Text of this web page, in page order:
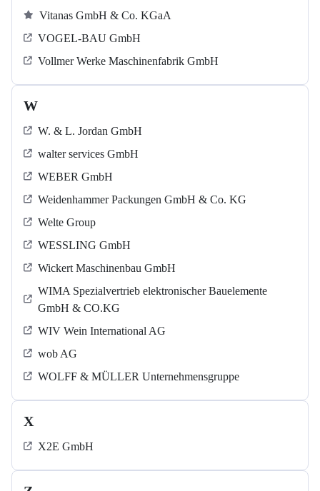
Vitanas GmbH & Co. KGaA
VOGEL-BAU GmbH
Vollmer Werke Maschinenfabrik GmbH
W
W. & L. Jordan GmbH
walter services GmbH
WEBER GmbH
Weidenhammer Packungen GmbH & Co. KG
Welte Group
WESSLING GmbH
Wickert Maschinenbau GmbH
WIMA Spezialvertrieb elektronischer Bauelemente
GmbH & CO.KG
WIV Wein International AG
wob AG
WOLFF & MÜLLER Unternehmensgruppe
X
X2E GmbH